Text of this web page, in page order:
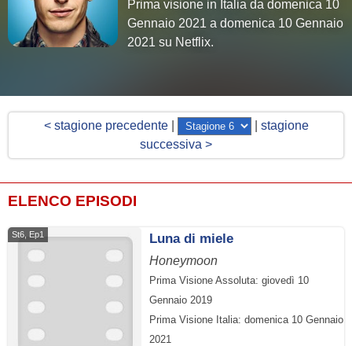
Prima visione in Italia da domenica 10
Gennaio 2021 a domenica 10 Gennaio
2021 su Netflix.
< stagione precedente|
stagione
successiva >
ELENCO EPISODI
St6, Ep1 Luna di miele
Honeymoon
Prima Visione Assoluta: giovedì 10
Gennaio 2019
Prima Visione Italia: domenica 10 Gennaio
2021